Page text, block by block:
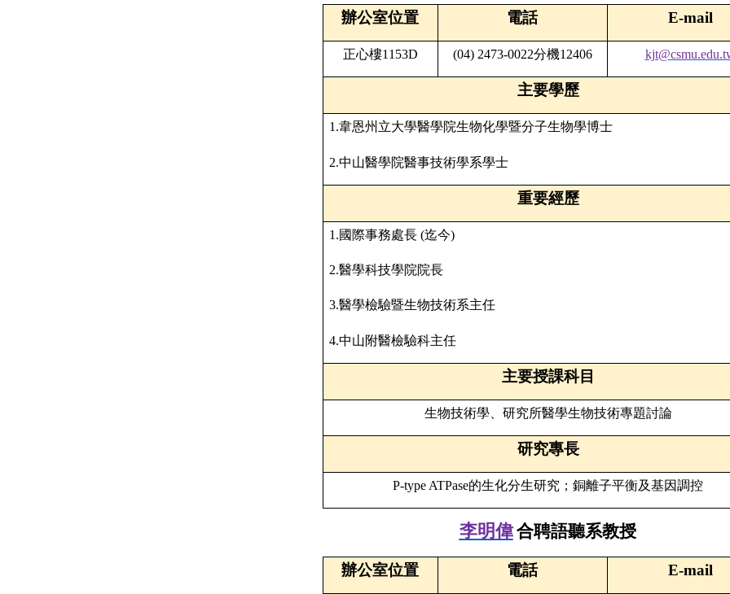
辦公室位置 電話 E-mail
正心樓1153D (04) 2473-0022分機12406
主要學歷
1.韋恩州立大學醫學院生物化學暨分子生物學博士
2.中山醫學院醫事技術學系學士
重要經歷
1.國際事務處長(迄今)
2.醫學科技學院院長
3.醫學檢驗暨生物技術系主任
4.中山附醫檢驗科主任
主要授課科目
生物技術學、研究所醫學生物技術專題討論
研究專長
P-type ATPase的生化分生研究；銅離子平衡及基因調控
李明偉合聘語聽系教授
辦公室位置 電話 E-mail